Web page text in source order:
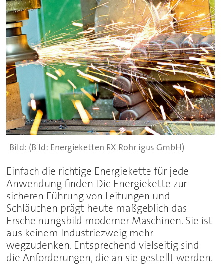
(Bild: Energieketten RX Rohr igus GmbH)
Einfach die richtige Energiekette für jede
Anwendung finden Die Energiekette zur
sicheren Führung von Leitungen und
Schläuchen prägt heute maßgeblich das
Erscheinungsbild moderner Maschinen. Sie ist
aus keinem Industriezweig mehr
wegzudenken. Entsprechend vielseitig sind
die Anforderungen, die an sie gestellt werden.